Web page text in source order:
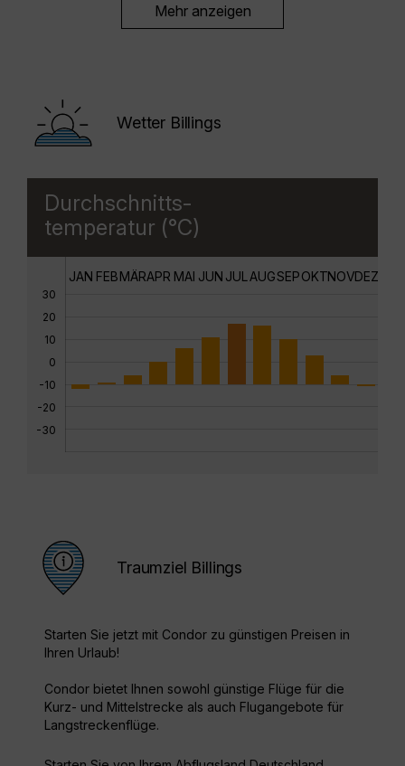
Mehr anzeigen
Wetter Billings
Durchschnitts-
temperatur (°C)
30
20
10
0
-10
-20
-30
JAN FEBMÄRAPR MAI JUN JUL AUGSEPOKTNOVDEZ
Traumziel Billings
Starten Sie jetzt mit Condor zu günstigen Preisen in
Ihren Urlaub!
Condor bietet Ihnen sowohl günstige Flüge für die
Kurz- und Mittelstrecke als auch Flugangebote für
Langstreckenflüge.